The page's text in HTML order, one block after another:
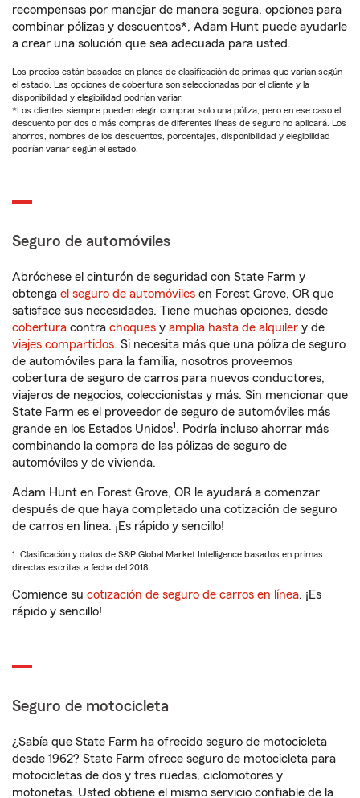
recompensas por manejar de manera segura, opciones para
combinar pólizas y descuentos*, Adam Hunt puede ayudarle
a crear una solución que sea adecuada para usted.
Los precios están basados en planes de clasificación de primas que varían según
el estado. Las opciones de cobertura son seleccionadas por el cliente y la
disponibilidad y elegibilidad podrían variar.
*Los clientes siempre pueden elegir comprar solo una póliza, pero en ese caso el
descuento por dos o más compras de diferentes líneas de seguro no aplicará. Los
ahorros, nombres de los descuentos, porcentajes, disponibilidad y elegibilidad
podrían variar según el estado.
Seguro de automóviles
Abróchese el cinturón de seguridad con State Farm y
obtenga el seguro de automóviles en Forest Grove, OR que
satisface sus necesidades. Tiene muchas opciones, desde
cobertura contra choques y amplia hasta de alquiler y de
viajes compartidos. Si necesita más que una póliza de seguro
de automóviles para la familia, nosotros proveemos
cobertura de seguro de carros para nuevos conductores,
viajeros de negocios, coleccionistas y más. Sin mencionar que
State Farm es el proveedor de seguro de automóviles más
grande en los Estados Unidos1. Podría incluso ahorrar más
combinando la compra de las pólizas de seguro de
automóviles y de vivienda.
Adam Hunt en Forest Grove, OR le ayudará a comenzar
después de que haya completado una cotización de seguro
de carros en línea. ¡Es rápido y sencillo!
1. Clasificación y datos de S&P Global Market Intelligence basados en primas
directas escritas a fecha del 2018.
Comience su cotización de seguro de carros en línea. ¡Es
rápido y sencillo!
Seguro de motocicleta
¿Sabía que State Farm ha ofrecido seguro de motocicleta
desde 1962? State Farm ofrece seguro de motocicleta para
motocicletas de dos y tres ruedas, ciclomotores y
motonetas. Usted obtiene el mismo servicio confiable de la